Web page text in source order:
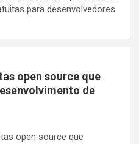
para desenvolvedores
open source que
de
open source que